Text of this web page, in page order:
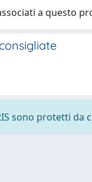
a questo
sono protetti da